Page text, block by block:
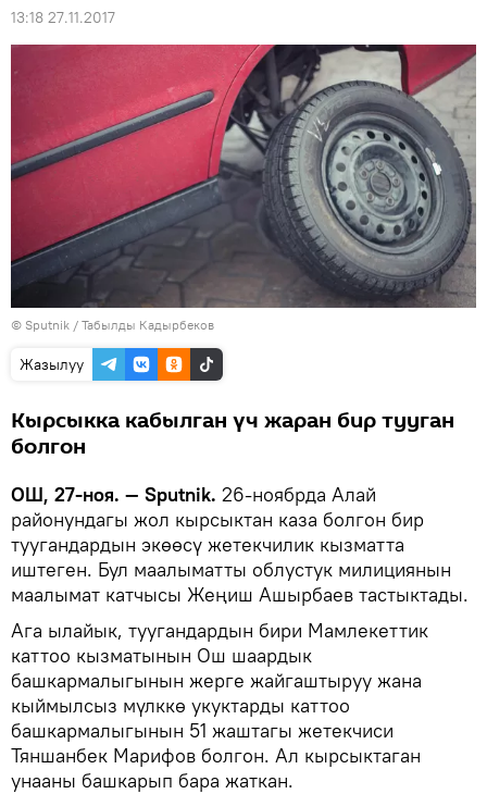
13:18 27.11.2017
© Sputnik / Табылды Кадырбеков
Жазылуу
Кырсыкка кабылган үч жаран бир тууган
болгон
ОШ, 27-ноя. — Sputnik. 26-ноябрда Алай
районундагы жол кырсыктан каза болгон бир
туугандардын экөөсү жетекчилик кызматта
иштеген. Бул маалыматты облустук милициянын
маалымат катчысы Жеңиш Ашырбаев тастыктады.
Ага ылайык, туугандардын бири Мамлекеттик
каттоо кызматынын Ош шаардык
башкармалыгынын жерге жайгаштыруу жана
кыймылсыз мүлккө укуктарды каттоо
башкармалыгынын 51 жаштагы жетекчиси
Тяншанбек Марифов болгон. Ал кырсыктаган
унааны башкарып бара жаткан.